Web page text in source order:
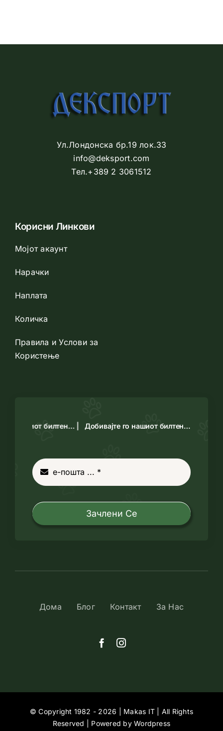
Ул.Лондонска бр.19 лок.33
info@deksport.com
Тел.+389 2 3061512
Корисни Линкови
Мојот акаунт
Нарачки
Наплата
Количка
Правила и Услови за
Користење
го нашиот билтен… | Добивајте го нашиот билтен… |
Зачлени Се
Дома Блог Контакт За Нас
© Copyright 1982 - 2026 | Makas IT | All Rights
Reserved | Powered by Wordpress